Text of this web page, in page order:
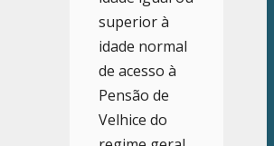
superior à
idade normal
de acesso à
Pensão de
Velhice do